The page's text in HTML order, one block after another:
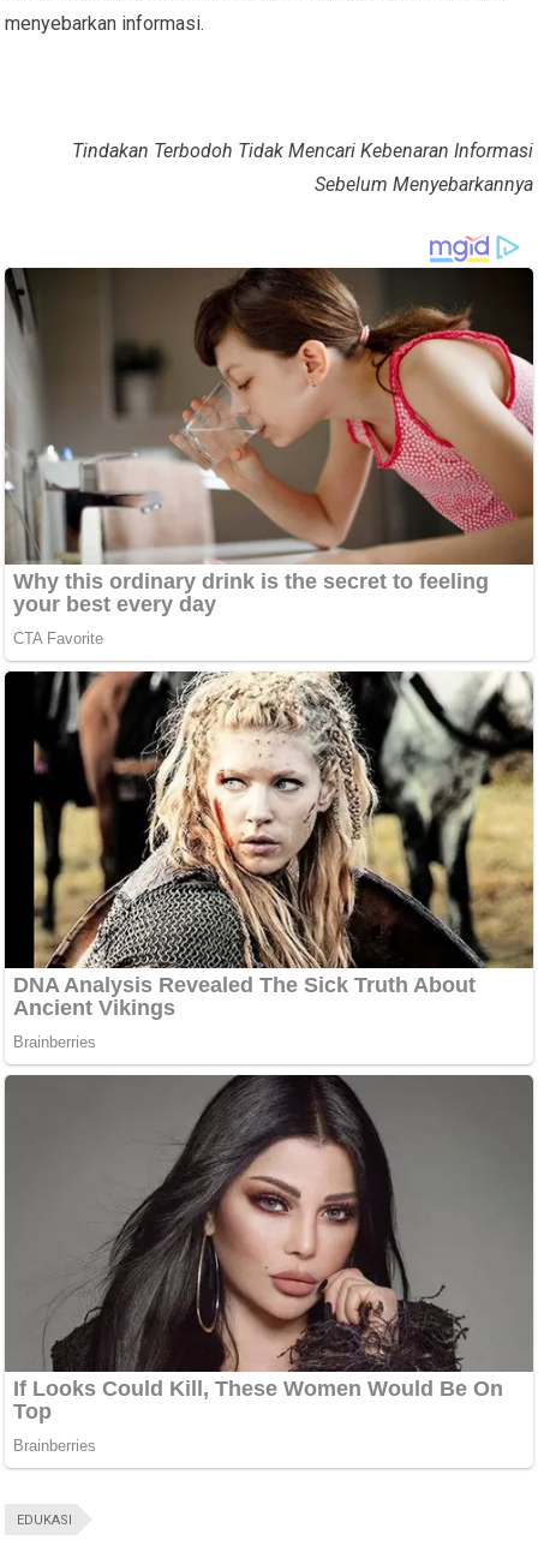
menyebarkan informasi.
Tindakan Terbodoh Tidak Mencari Kebenaran Informasi
Sebelum Menyebarkannya
EDUKASI